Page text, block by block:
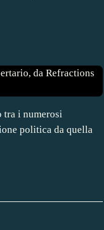
tra i numerosi
politica da quella